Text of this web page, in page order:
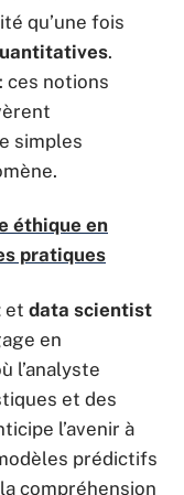
qu’une fois
.
ces notions
simples
éthique en
pratiques
et data scientist
en
l’analyste
et des
l’avenir à
prédictifs
compréhension